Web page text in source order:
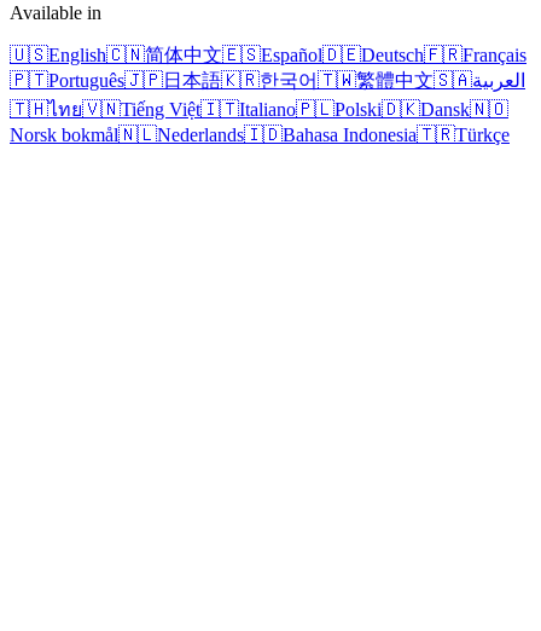
Available in
🇺🇸English🇨🇳简体中文🇪🇸Español🇩🇪Deutsch🇫🇷Français
🇵🇹Português🇯🇵日本語🇰🇷한국어🇹🇼繁體中文🇸🇦العربية
🇹🇭ไทย🇻🇳Tiếng Việt🇮🇹Italiano🇵🇱Polski🇩🇰Dansk🇳🇴
Norsk bokmål🇳🇱Nederlands🇮🇩Bahasa Indonesia🇹🇷Türkçe